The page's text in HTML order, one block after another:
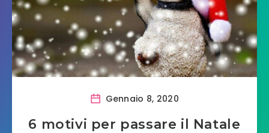
Gennaio 8, 2020
6 motivi per passare il Natale